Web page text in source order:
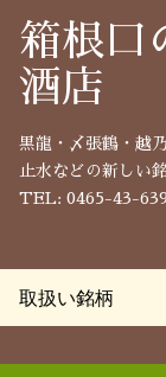
スキ
箱根口
酒店
黒龍・〆張鶴・越
止水などの新しい
TEL: 0465-43-
取扱い銘柄